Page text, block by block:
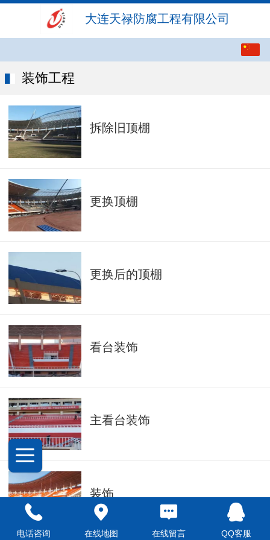
大连天禄防腐工程有限公司
装饰工程
拆除旧顶棚
更换顶棚
更换后的顶棚
看台装饰
主看台装饰
装饰
电话咨询 在线地图 在线留言 QQ客服